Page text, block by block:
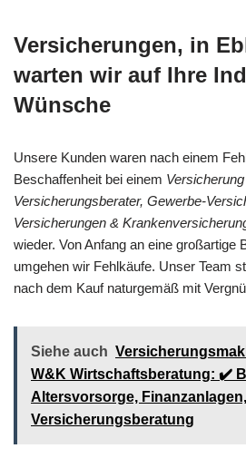
Versicherungen, in
warten wir auf Ihre
Wünsche
Unsere Kunden waren nach einem
Beschaffenheit bei einem
Versicherungsberater, Gewerbe-
Versicherungen &
wieder. Von Anfang an eine großartige
umgehen wir Fehlkäufe. Unser Team
nach dem Kauf naturgemäß mit
Siehe auch
W&K Wirtschaftsberatung: ✔️
Altersvorsorge, Finanzanlagen,
Versicherungsberatung